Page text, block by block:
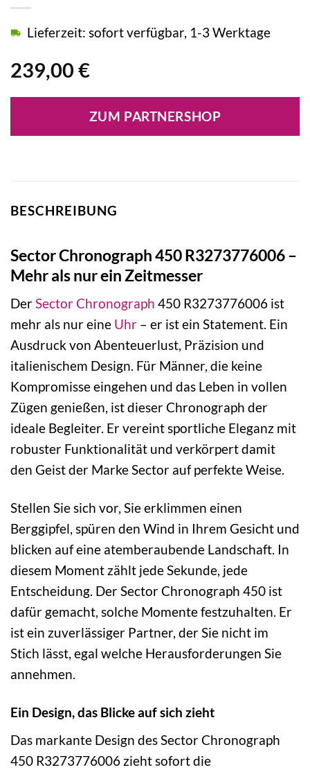
239,00 €
Lieferzeit: sofort verfügbar, 1-3 Werktage
ZUM PARTNERSHOP
BESCHREIBUNG
Sector Chronograph 450 R3273776006 –
Mehr als nur ein Zeitmesser
DerSectorChronograph 450 R3273776006 ist
mehr als nur eine Uhr – er ist ein Statement. Ein
Ausdruck von Abenteuerlust, Präzision und
italienischem Design. Für Männer, die keine
Kompromisse eingehen und das Leben in vollen
Zügen genießen, ist dieser Chronograph der
ideale Begleiter. Er vereint sportliche Eleganz mit
robuster Funktionalität und verkörpert damit
den Geist der Marke Sector auf perfekte Weise.
Stellen Sie sich vor, Sie erklimmen einen
Berggipfel, spüren den Wind in Ihrem Gesicht und
blicken auf eine atemberaubende Landschaft. In
diesem Moment zählt jede Sekunde, jede
Entscheidung. Der Sector Chronograph 450 ist
dafür gemacht, solche Momente festzuhalten. Er
ist ein zuverlässiger Partner, der Sie nicht im
Stich lässt, egal welche Herausforderungen Sie
annehmen.
Ein Design, das Blicke auf sich zieht
Das markante Design des Sector Chronograph
450 R3273776006 zieht sofort die